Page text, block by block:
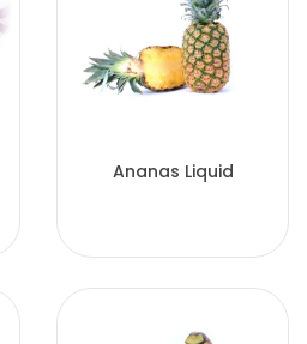
Ananas Liquid